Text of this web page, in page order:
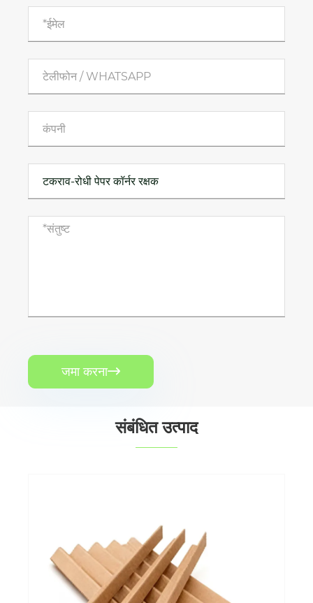
जमा करना
संबंधित उत्पाद
और देखें >>